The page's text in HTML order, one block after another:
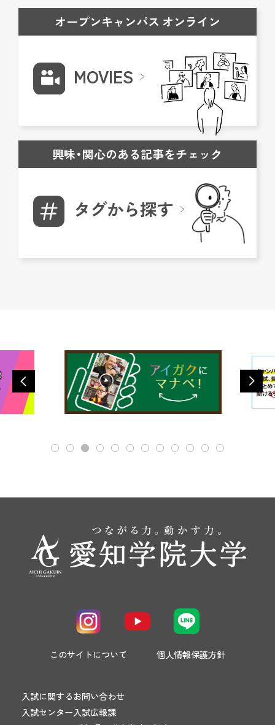
オープンキャンパス オンライン
MOVIES
興味・関心のある記事をチェック
タグから探す
このサイトについて 個人情報保護方針
入試に関するお問い合わせ
入試センター入試広報課